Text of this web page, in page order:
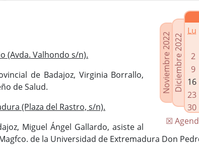
Noviembre 2022Diciembre 2022
Lu
2
9
16
23
30
☒
(Avda. Valhondo s/n).
de Badajoz, Virginia Borrallo,
de Salud.
(Plaza del Rastro, s/n).
Miguel Ángel Gallardo, asiste al
de la Universidad de Extremadura Don